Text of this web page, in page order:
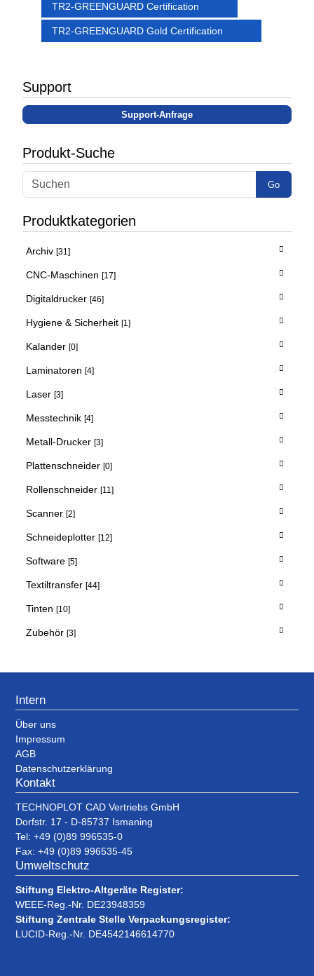
TR2-GREENGUARD Certification
TR2-GREENGUARD Gold Certification
Support
Support-Anfrage
Produkt-Suche
Go
Produktkategorien
Archiv [31]
CNC-Maschinen [17]
Digitaldrucker [46]
Hygiene & Sicherheit [1]
Kalander [0]
Laminatoren [4]
Laser [3]
Messtechnik [4]
Metall-Drucker [3]
Plattenschneider [0]
Rollenschneider [11]
Scanner [2]
Schneideplotter [12]
Software [5]
Textiltransfer [44]
Tinten [10]
Zubehör [3]
Intern
Über uns
Impressum
AGB
Datenschutzerklärung
Kontakt
TECHNOPLOT CAD Vertriebs GmbH
Dorfstr. 17 - D-85737 Ismaning
Tel: +49 (0)89 996535-0
Fax: +49 (0)89 996535-45
Umweltschutz
Stiftung Elektro-Altgeräte Register:
WEEE-Reg.-Nr. DE23948359
Stiftung Zentrale Stelle Verpackungsregister:
LUCID-Reg.-Nr. DE4542146614770